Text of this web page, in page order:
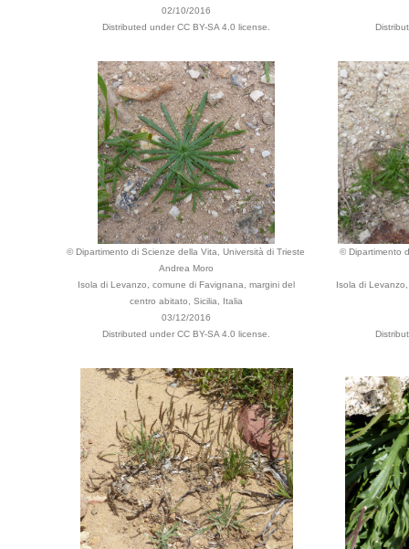
02/10/2016
Distributed under CC BY-SA 4.0 license.
© Dipartimento di Scienze della Vita, Università di Trieste
Andrea Moro
Isola di Levanzo, comune di Favignana, margini del
centro abitato, Sicilia, Italia
03/12/2016
Distributed under CC BY-SA 4.0 license.
© Dipartimento
Isola di